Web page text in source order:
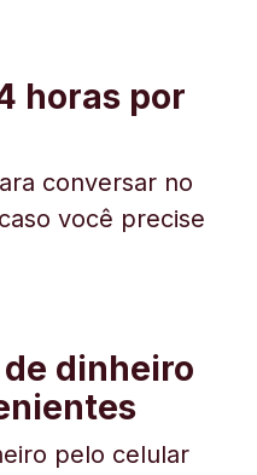
horas por
conversar no
você precise
dinheiro
pelo celular